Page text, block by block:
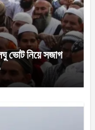
ভোট নিয়ে সজাগ